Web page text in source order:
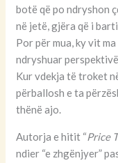
botë që po ndryshon
në jetë, gjëra që i
Por për mua, ky vit
ndryshuar
Kur vdekja të troket
përballosh e ta
thënë ajo.
Autorja e hitit “Price
ndier “e zhgënjyer”